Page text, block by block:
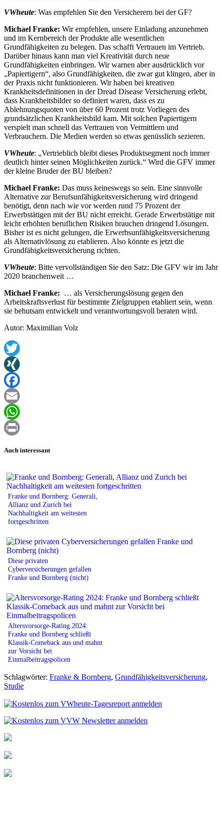
VWheute: Was empfehlen Sie den Versicherern bei der GF?
Michael Franke: Wir empfehlen, unsere Einladung anzunehmen
und im Kernbereich der Produkte alle wesentlichen
Grundfähigkeiten zu belegen. Das schafft Vertrauen im Vertrieb.
Darüber hinaus kann man viel Kreativität durch neue
Grundfähigkeiten einbringen. Wir warnen aber ausdrücklich vor
„Papiertigern“, also Grundfähigkeiten, die zwar gut klingen, aber in
der Praxis nicht funktionieren. Wir haben bei kreativen
Krankheitsdefinitionen in der Dread Disease Versicherung erlebt,
dass Krankheitsbilder so definiert waren, dass es zu
Ablehnungsquoten von über 60 Prozent trotz Vorliegen des
grundsätzlichen Krankheitsbild kam. Mit solchen Papiertigern
verspielt man schnell das Vertrauen von Vermittlern und
Verbrauchern. Die Medien werden so etwas genüsslich sezieren.
VWheute: „Vertrieblich bleibt dieses Produktsegment noch immer
deutlich hinter seinen Möglichkeiten zurück.“ Wird die GFV immer
der kleine Bruder der BU bleiben?
Michael Franke: Das muss keineswegs so sein. Eine sinnvolle
Alternative zur Berufsunfähigkeitsversicherung wird dringend
benötigt, denn nach wie vor werden rund 75 Prozent der
Erwerbstätigen mit der BU nicht erreicht. Gerade Erwerbstätige mit
leicht erhöhten beruflichen Risiken brauchen dringend Lösungen.
Bisher ist es nicht gelungen, die Erwerbsunfähigkeitsversicherung
als Alternativlösung zu etablieren. Also könnte es jetzt die
Grundfähigkeitsversicherung richten.
VWheute: Bitte vervollständigen Sie den Satz: Die GFV wir im Jahr
2020 branchenweit …
Michael Franke: … als Versicherungslösung gegen den
Arbeitskraftsverlust für bestimmte Zielgruppen etabliert sein, wenn
sie behutsam entwickelt und verantwortungsvoll beraten wird.
Autor: Maximilian Volz
Twitter
XING
Facebook
Email
WhatsApp
Auch interessant
Franke und Bornberg: Generali,
Allianz und Zurich bei
Nachhaltigkeit am weitesten
fortgeschritten
Diese privaten
Cyberversicherungen gefallen
Franke und Bornberg (nicht)
Altersvorsorge-Rating 2024:
Franke und Bornberg schließt
Klassik-Comeback aus und mahnt
zur Vorsicht bei
Einmalbeitragspolicen
Schlagwörter: Franke & Bornberg, Grundfähigkeitsversicherung,
Studie